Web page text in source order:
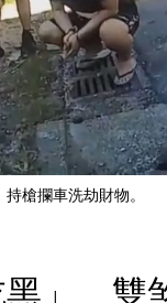
槍攔車洗劫財物。
黑」 雙